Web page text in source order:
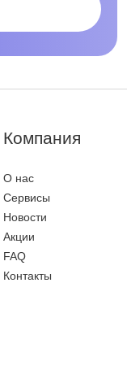
Компания
О нас
Сервисы
Новости
Акции
FAQ
Контакты